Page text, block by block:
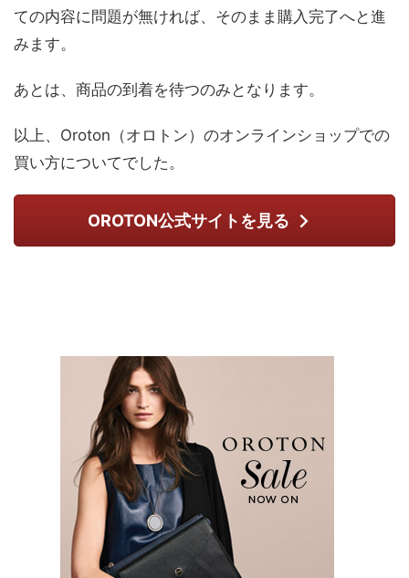
ての内容に問題が無ければ、そのまま購入完了へと進
みます。
あとは、商品の到着を待つのみとなります。
以上、Oroton（オロトン）のオンラインショップでの
買い方についてでした。
OROTON公式サイトを見る